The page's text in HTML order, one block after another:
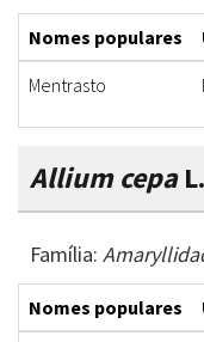
Nomes populares
Mentrasto
Allium cepaL.
Família:
Nomes populares